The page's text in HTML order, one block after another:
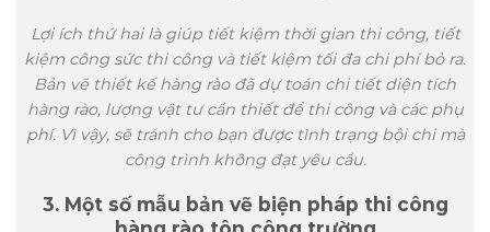
Lợi ích thứ hai là giúp tiết kiệm thời gian thi công, tiết
kiệm công sức thi công và tiết kiệm tối đa chi phí bỏ ra.
Bản vẽ thiết kế hàng rào đã dự toán chi tiết diện tích
hàng rào, lượng vật tư cần thiết để thi công và các phụ
phí. Vì vậy, sẽ tránh cho bạn được tình trạng bội chi mà
công trình không đạt yêu cầu.
3. Một số mẫu bản vẽ biện pháp thi công